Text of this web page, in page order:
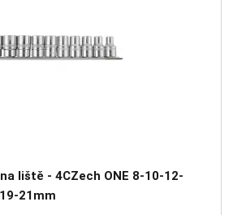
liště - 4CZech ONE 8-10-12-
21mm